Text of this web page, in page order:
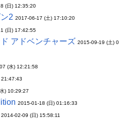
(日) 12:35:20
2 2017-06-17 (土) 17:10:20
(日) 17:42:55
アドベンチャーズ 2015-09-19 (土) 0
(水) 12:21:58
21:47:43
) 10:29:27
2015-01-18 (日) 01:16:33
2014-02-09 (日) 15:58:11